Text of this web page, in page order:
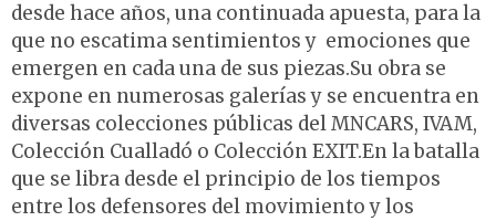
desde hace años, una continuada apuesta, para la
que no escatima sentimientos y emociones que
emergen en cada una de sus piezas.Su obra se
expone en numerosas galerías y se encuentra en
diversas colecciones públicas del MNCARS, IVAM,
Colección Cualladó o Colección EXIT.En la batalla
que se libra desde el principio de los tiempos
entre los defensores del movimiento y los